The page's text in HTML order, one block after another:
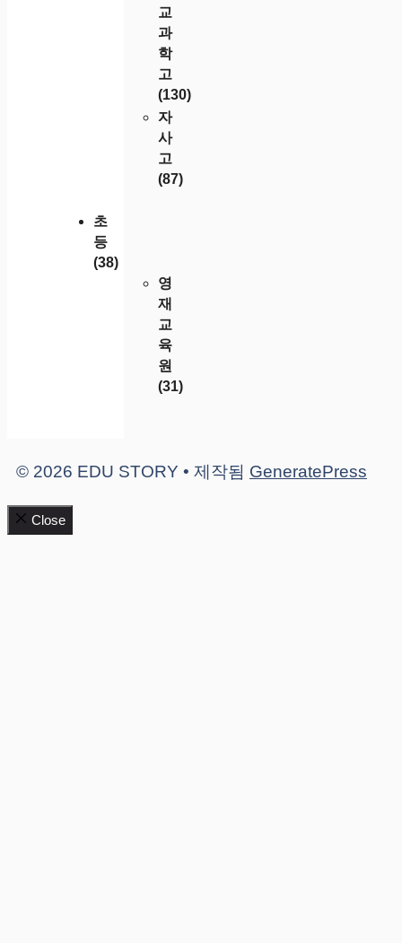
교
과
학
고
(130)
자
사
고
(87)
초
등
(38)
영
재
교
육
원
(31)
© 2026 EDU STORY • 제작됨 GeneratePress
Close